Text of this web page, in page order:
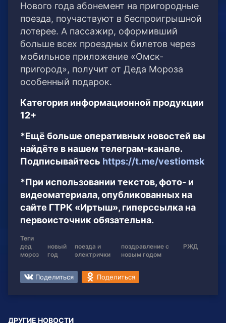
Нового года абонемент на пригородные
поезда, поучаствуют в беспроигрышной
лотерее. А пассажир, оформивший
больше всех проездных билетов через
мобильное приложение «Омск-
пригород», получит от Деда Мороза
особенный подарок.
Категория информационной продукции
12+
*Ещё больше оперативных новостей вы
найдёте в нашем телеграм-канале.
Подписывайтесь https://t.me/vestiomsk
*При использовании текстов, фото- и
видеоматериала, опубликованных на
сайте ГТРК «Иртыш», гиперссылка на
первоисточник обязательна.
Теги
дед
мороз
новый
год
поезда и
электрички
поздравление с
новым годом
РЖД
Поделиться Поделиться
ДРУГИЕ НОВОСТИ